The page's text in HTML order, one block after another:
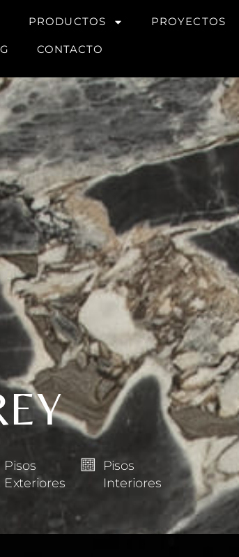
PRODUCTOS PROYECTOS
CONTACTO
Pisos
Exteriores
Pisos
Interiores